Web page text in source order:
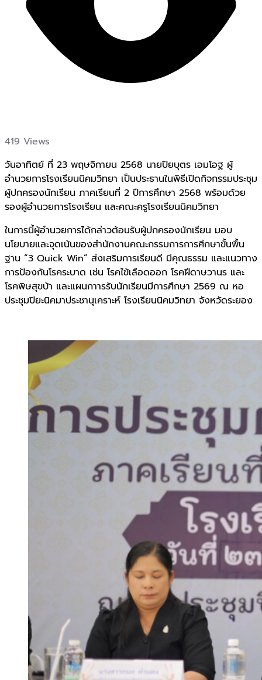
419 Views
วันอาทิตย์ ที่ 23 พฤษจิกายน 2568 นายปิยบุตร เอมโอฐ ผู้
อำนวยการโรงเรียนนิคมวิทยา เป็นประธานในพิธีเปิดกิจกรรมประชุม
ผู้ปกครองนักเรียน ภาคเรียนที่ 2 ปีการศึกษา 2568 พร้อมด้วย
รองผู้อำนวยการโรงเรียน และคณะครูโรงเรียนนิคมวิทยา
ในการนี้ผู้อำนวยการได้กล่าวต้อนรับผู้ปกครองนักเรียน มอบ
นโยบายและจุดเน้นของสำนักงานคณะกรรมการการศึกษาขั้นพื้น
ฐาน “3 Quick Win” ส่งเสริมการเรียนดี มีคุณธรรม และแนวทาง
การป้องกันโรคระบาด เช่น โรคไข้เลือดออก โรคฝีดาษวานร และ
โรคพิษสุขบ้า และแผนกาารรับนักเรียนมีการศึกษา 2569 ณ หอ
ประชุมปิยะนิคมาประชานุเคราะห์ โรงเรียนนิคมวิทยา จังหวัดระยอง